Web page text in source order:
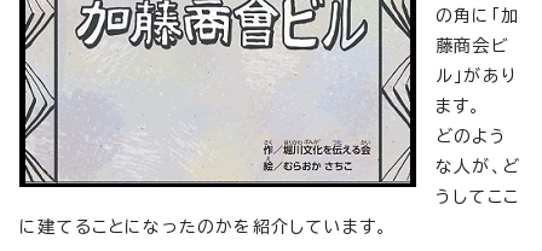
の角に「加
藤商会ビ
ル」があり
ます。
どのよう
な人が、ど
うしてここ
に建てることになったのかを紹介しています。